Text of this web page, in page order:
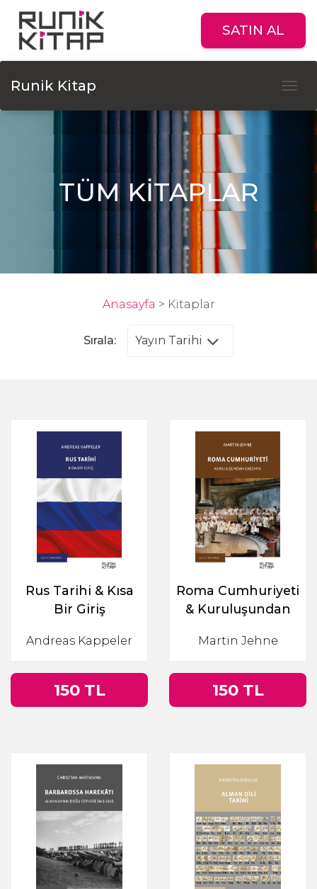
SATIN AL
Runik Kitap
TÜM KİTAPLAR
Anasayfa > Kitaplar
Sırala:
Rus Tarihi & Kısa
Bir Giriş
Andreas Kappeler
150 TL
Roma Cumhuriyeti
& Kuruluşundan
Martin Jehne
150 TL